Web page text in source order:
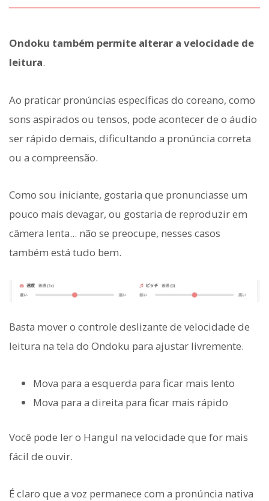
Ondoku também permite alterar a velocidade de
leitura.
Ao praticar pronúncias específicas do coreano, como
sons aspirados ou tensos, pode acontecer de o áudio
ser rápido demais, dificultando a pronúncia correta
ou a compreensão.
Como sou iniciante, gostaria que pronunciasse um
pouco mais devagar, ou gostaria de reproduzir em
câmera lenta... não se preocupe, nesses casos
também está tudo bem.
Basta mover o controle deslizante de velocidade de
leitura na tela do Ondoku para ajustar livremente.
Mova para a esquerda para ficar mais lento
Mova para a direita para ficar mais rápido
Você pode ler o Hangul na velocidade que for mais
fácil de ouvir.
É claro que a voz permanece com a pronúncia nativa